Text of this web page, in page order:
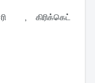
, கிரிக்கெட்